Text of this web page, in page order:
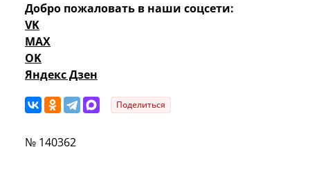
Добро пожаловать в наши соцсети:
VK
MAX
OK
Яндекс Дзен
Поделиться
№ 140362